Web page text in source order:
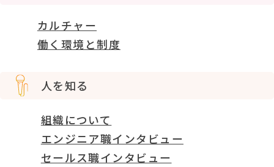
人を知る
組織について
エンジニア職インタビュー
セールス職インタビュー
カルチャー
働く環境と制度